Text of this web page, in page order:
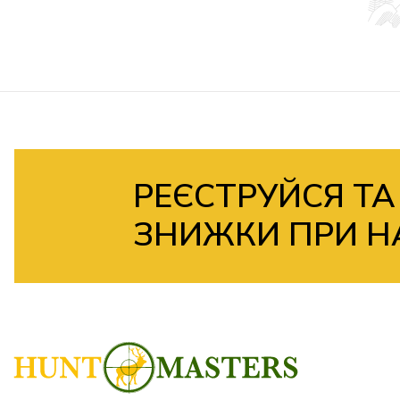
РЕЄСТРУЙСЯ
ЗНИЖКИ ПРИ